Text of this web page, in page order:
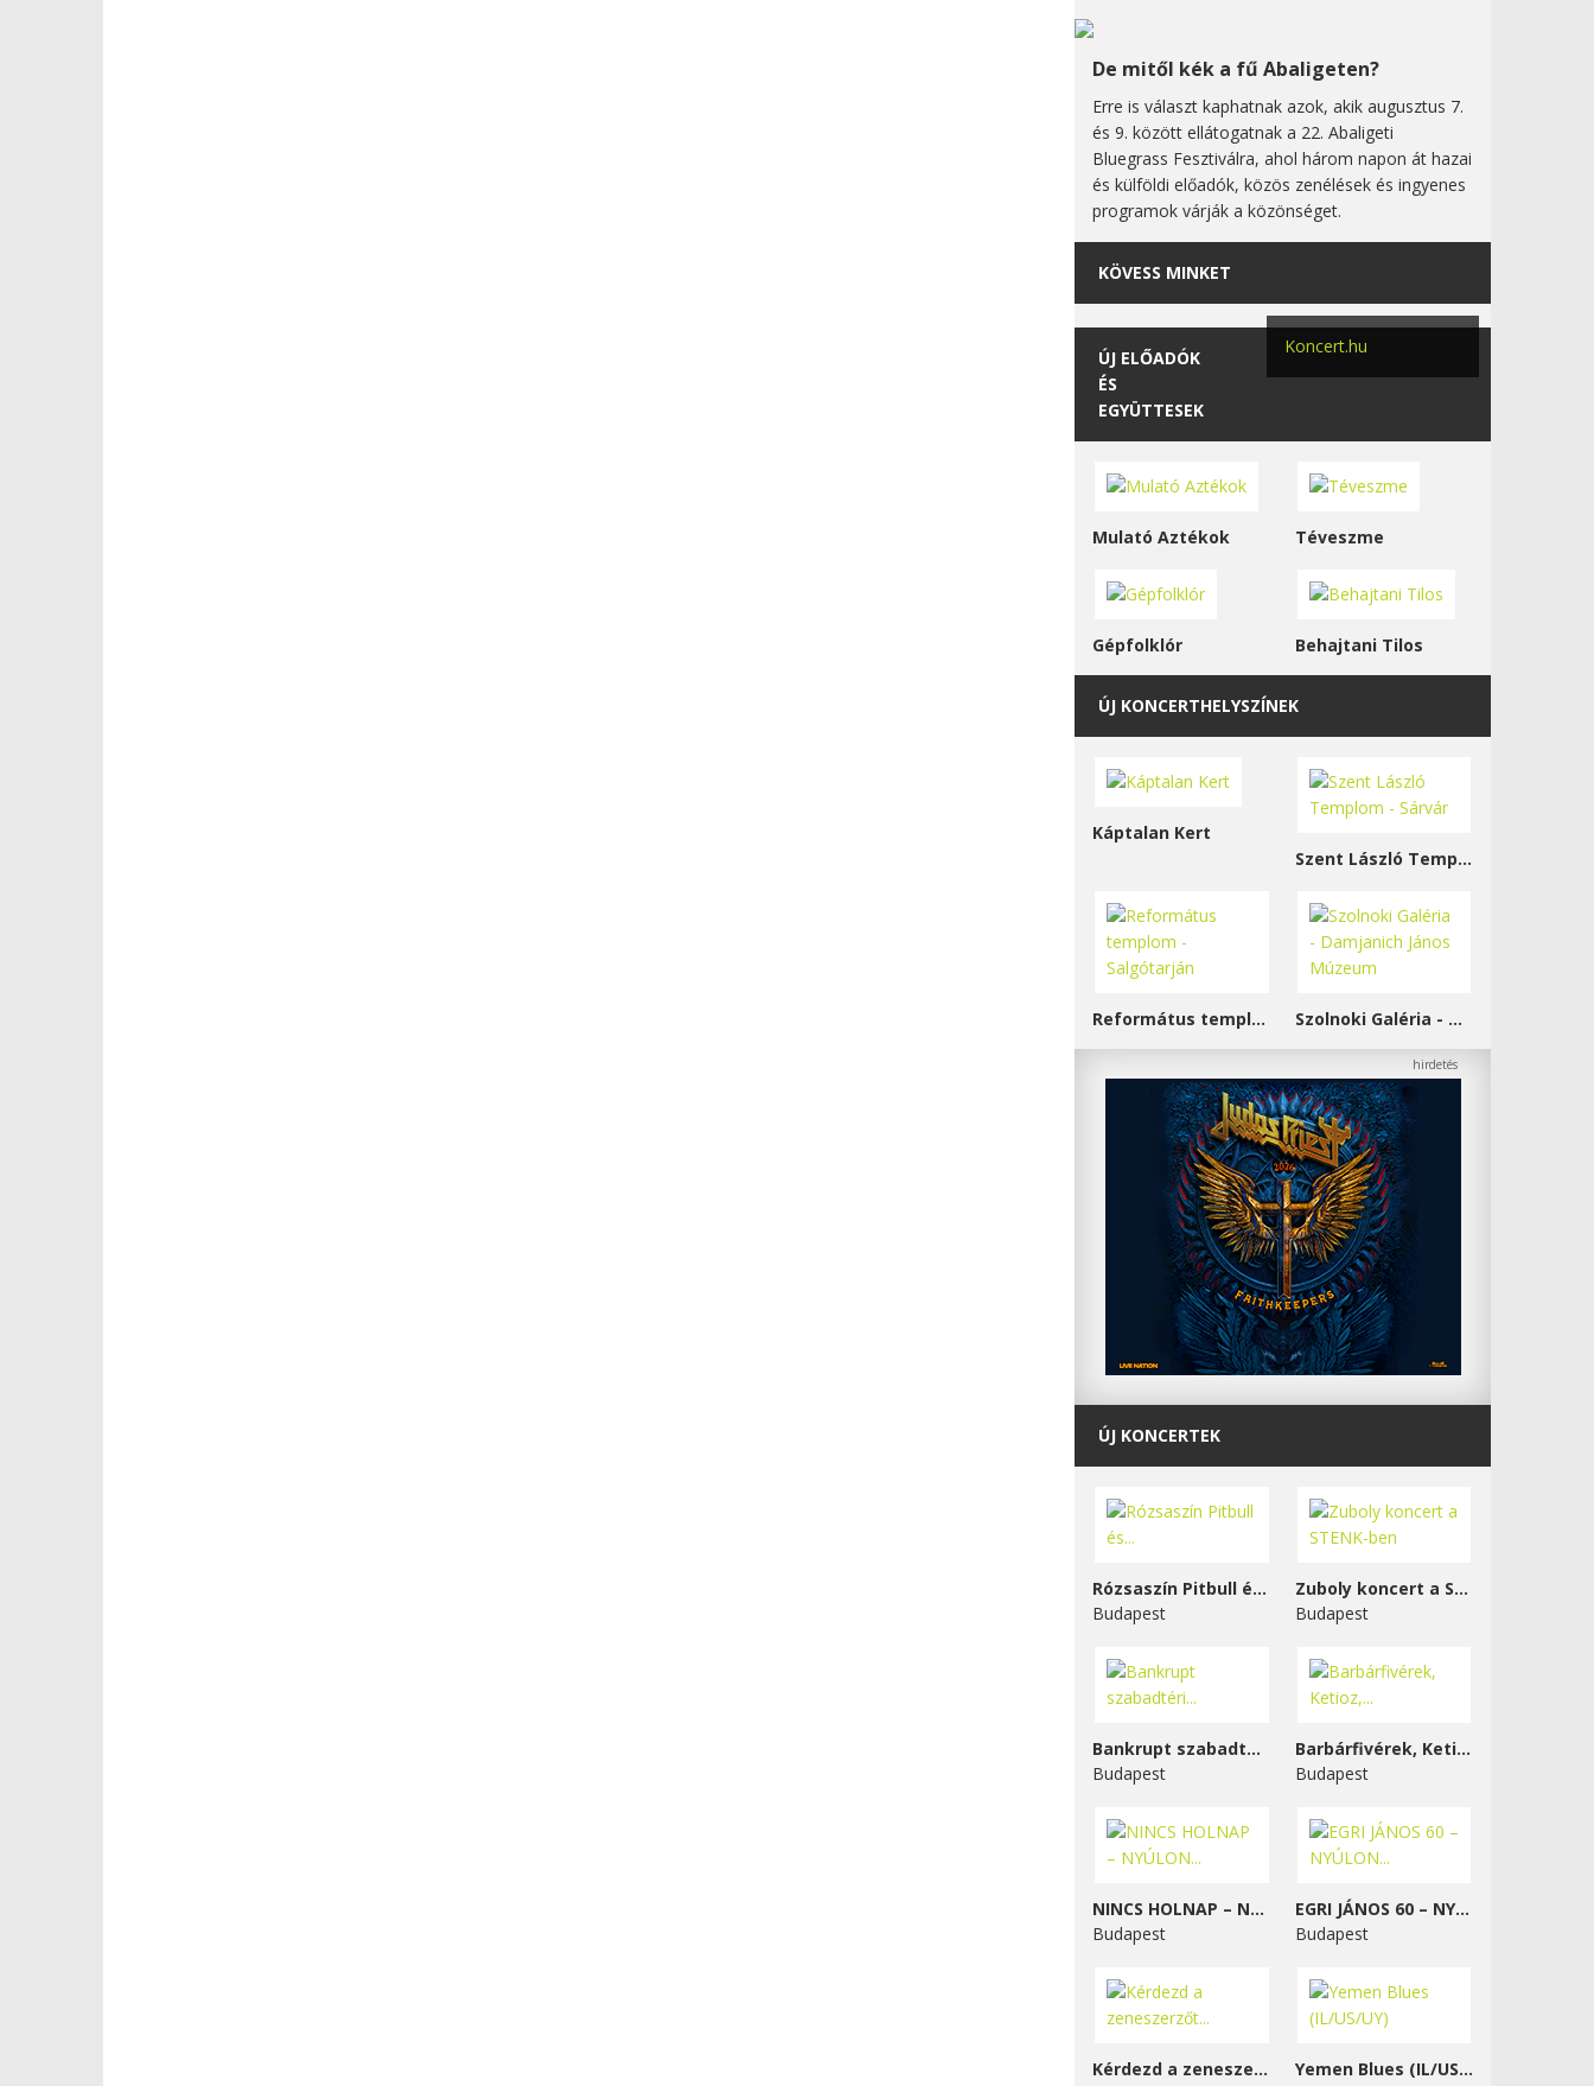
De mitől kék a fű Abaligeten?
Erre is választ kaphatnak azok, akik augusztus 7.
és 9. között ellátogatnak a 22. Abaligeti
Bluegrass Fesztiválra, ahol három napon át hazai
és külföldi előadók, közös zenélések és ingyenes
programok várják a közönséget.
KÖVESS MINKET
Koncert.hu
ÚJ ELŐADÓK
ÉS
EGYÜTTESEK
Mulató Aztékok Téveszme
Gépfolklór Behajtani Tilos
ÚJ KONCERTHELYSZÍNEK
Káptalan Kert
Szent László Templom - Sárvár
Református templom - Salgótarján Szolnoki Galéria - Damjanich János Múzeum
ÚJ KONCERTEK
Rózsaszín Pitbull és...
Budapest
Zuboly koncert a STENK-ben
Budapest
Bankrupt szabadtéri...
Budapest
Barbárfivérek, Ketioz,...
Budapest
NINCS HOLNAP – NYÚLON...
Budapest
EGRI JÁNOS 60 – NYÚLON...
Budapest
Kérdezd a zeneszerzőt...
Yemen Blues (IL/US/UY)